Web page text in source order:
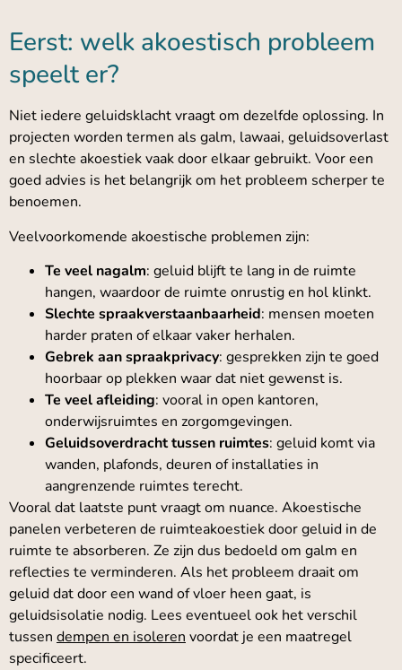
Eerst: welk akoestisch probleem
speelt er?
Niet iedere geluidsklacht vraagt om dezelfde oplossing. In
projecten worden termen als galm, lawaai, geluidsoverlast
en slechte akoestiek vaak door elkaar gebruikt. Voor een
goed advies is het belangrijk om het probleem scherper te
benoemen.
Veelvoorkomende akoestische problemen zijn:
Te veel nagalm: geluid blijft te lang in de ruimte
hangen, waardoor de ruimte onrustig en hol klinkt.
Slechte spraakverstaanbaarheid: mensen moeten
harder praten of elkaar vaker herhalen.
Gebrek aan spraakprivacy: gesprekken zijn te goed
hoorbaar op plekken waar dat niet gewenst is.
Te veel afleiding: vooral in open kantoren,
onderwijsruimtes en zorgomgevingen.
Geluidsoverdracht tussen ruimtes: geluid komt via
wanden, plafonds, deuren of installaties in
aangrenzende ruimtes terecht.
Vooral dat laatste punt vraagt om nuance. Akoestische
panelen verbeteren de ruimteakoestiek door geluid in de
ruimte te absorberen. Ze zijn dus bedoeld om galm en
reflecties te verminderen. Als het probleem draait om
geluid dat door een wand of vloer heen gaat, is
geluidsisolatie nodig. Lees eventueel ook het verschil
tussen dempen en isoleren voordat je een maatregel
specificeert.